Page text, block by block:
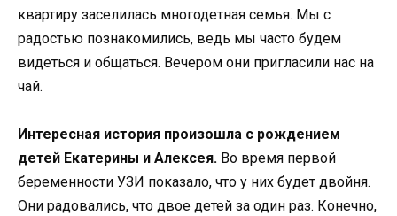
квартиру заселилась многодетная семья. Мы с
радостью познакомились, ведь мы часто будем
видеться и общаться. Вечером они пригласили нас на
чай.
Интересная история произошла с рождением
детей Екатерины и Алексея. Во время первой
беременности УЗИ показало, что у них будет двойня.
Они радовались, что двое детей за один раз. Конечно,